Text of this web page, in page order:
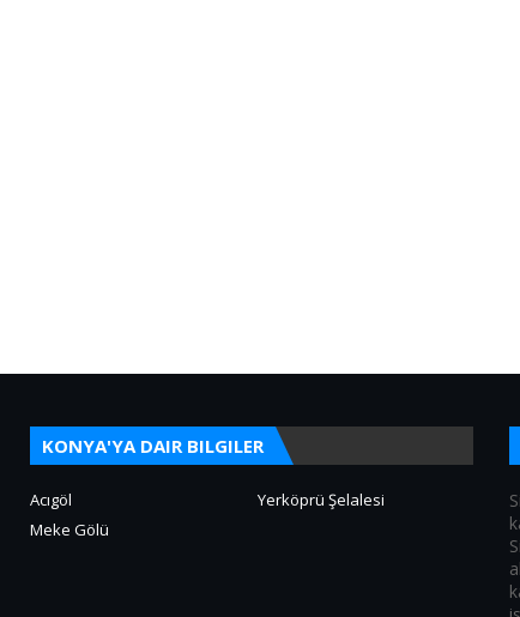
KONYA'YA DAIR BILGILER
Acıgöl
Yerköprü Şelalesi
Meke Gölü